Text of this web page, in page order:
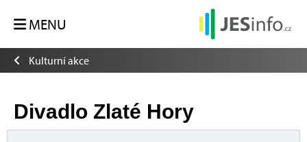
MENU
Kulturní akce
Divadlo Zlaté Hory